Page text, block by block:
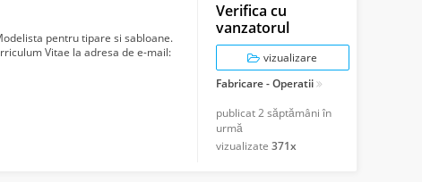
pentru tipare si sabloane.
Vitae la adresa de e-mail:
Verifica cu
vanzatorul
vizualizare
Fabricare - Operatii
publicat2 săptămâni în
urmă
vizualizate 371x